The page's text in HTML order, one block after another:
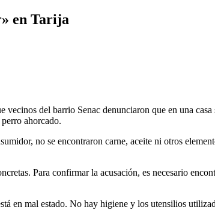
en Tarija
del barrio Senac denunciaron que en una
ahorcado.
no se encontraron carne, aceite ni otros
Para confirmar la acusación, es necesario
en mal estado. No hay higiene y los utensilios